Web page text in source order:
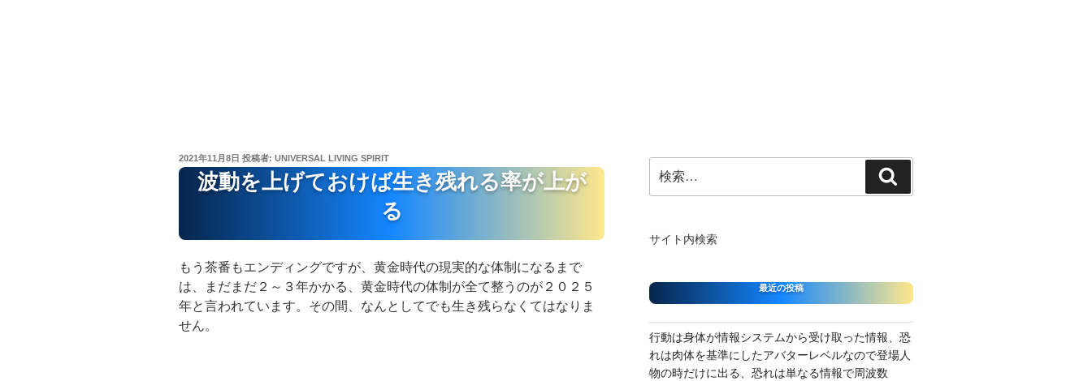
投
稿
2021年11月8日 投稿者: UNIVERSAL LIVING SPIRIT
波動を上げておけば生き残れる率が上が
る
もう茶番もエンディングですが、黄金時代の現実的な体制になるまで
は、まだまだ２～３年かかる、黄金時代の体制が全て整うのが２０２５
年と言われています。その間、なんとしてでも生き残らなくてはなりま
せん。
索:
索
サイト内検索
最近の投稿
行動は身体が情報システムから受け取った情報、恐
れは肉体を基準にしたアバターレベルなので登場人
物の時だけに出る、恐れは単なる情報で周波数